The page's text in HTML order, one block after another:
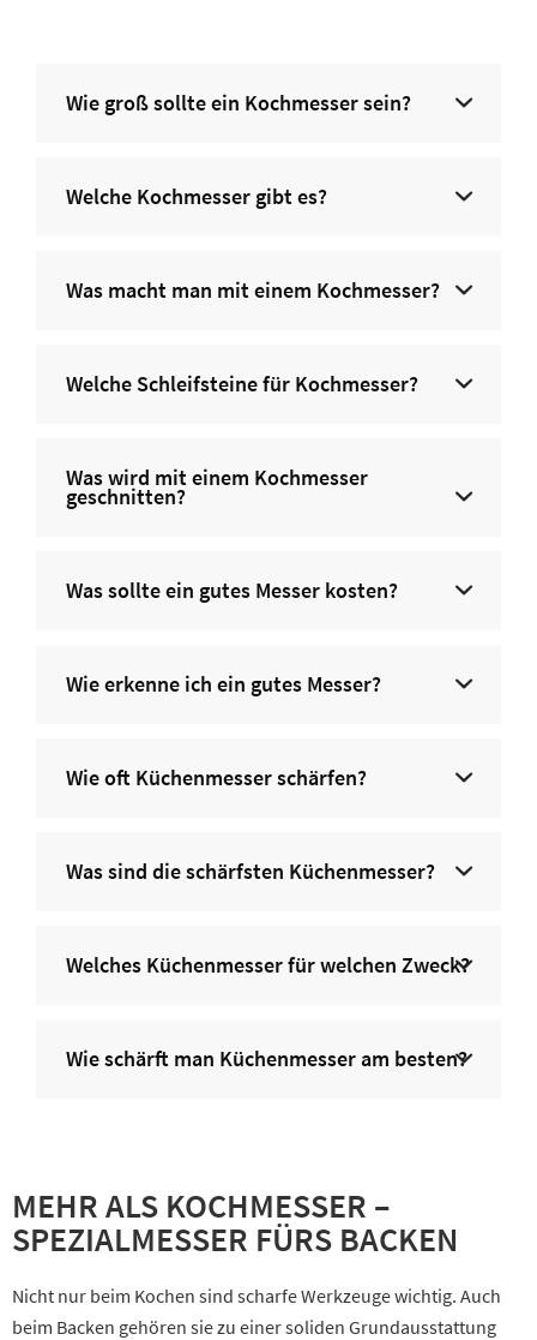
Wie groß sollte ein Kochmesser sein?
Welche Kochmesser gibt es?
Was macht man mit einem Kochmesser?
Welche Schleifsteine für Kochmesser?
Was wird mit einem Kochmesser
geschnitten?
Was sollte ein gutes Messer kosten?
Wie erkenne ich ein gutes Messer?
Wie oft Küchenmesser schärfen?
Was sind die schärfsten Küchenmesser?
Welches Küchenmesser für welchen Zweck?
Wie schärft man Küchenmesser am besten?
MEHR ALS KOCHMESSER –
SPEZIALMESSER FÜRS BACKEN
Nicht nur beim Kochen sind scharfe Werkzeuge wichtig. Auch
beim Backen gehören sie zu einer soliden Grundausstattung